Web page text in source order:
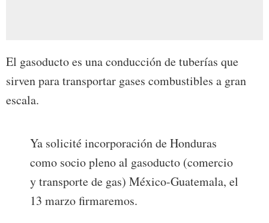
El gasoducto es una conducción de tuberías que
sirven para transportar gases combustibles a gran
escala.
Ya solicité incorporación de Honduras
como socio pleno al gasoducto (comercio
y transporte de gas) México-Guatemala, el
13 marzo firmaremos.